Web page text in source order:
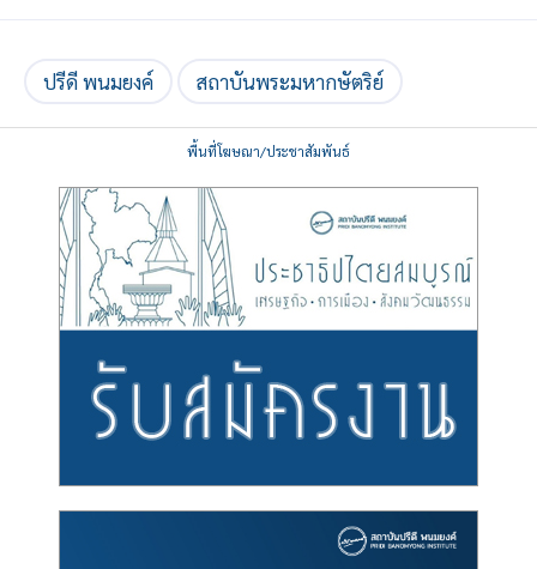
ปรีดี พนมยงค์ สถาบันพระมหากษัตริย์
พื้นที่โฆษณา/ประชาสัมพันธ์